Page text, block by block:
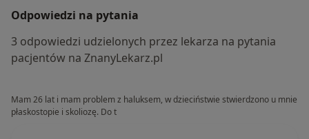
Odpowiedzi na pytania
3 odpowiedzi udzielonych przez lekarza na pytania
pacjentów na ZnanyLekarz.pl
Mam 26 lat i mam problem z haluksem, w dzieciństwie stwierdzono u mnie
płaskostopie i skoliozę. Do t